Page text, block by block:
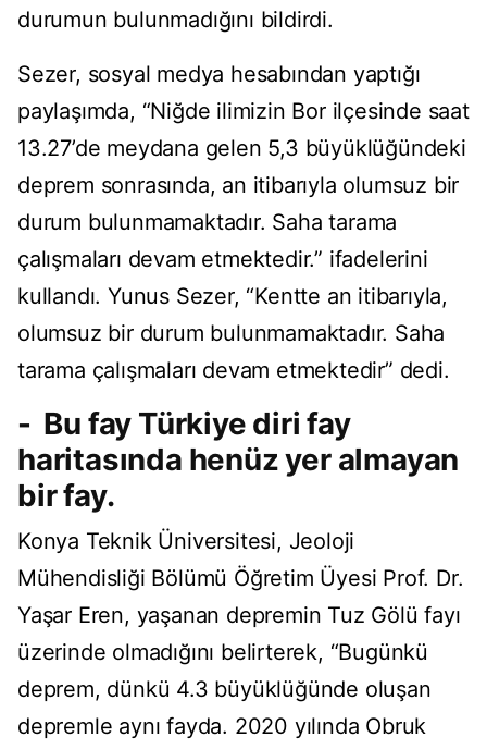
durumun bulunmadığını bildirdi.
Sezer, sosyal medya hesabından yaptığı
paylaşımda, “Niğde ilimizin Bor ilçesinde saat
13.27’de meydana gelen 5,3 büyüklüğündeki
deprem sonrasında, an itibarıyla olumsuz bir
durum bulunmamaktadır. Saha tarama
çalışmaları devam etmektedir.” ifadelerini
kullandı. Yunus Sezer, “Kentte an itibarıyla,
olumsuz bir durum bulunmamaktadır. Saha
tarama çalışmaları devam etmektedir” dedi.
- Bu fay Türkiye diri fay
haritasında henüz yer almayan
bir fay.
Konya Teknik Üniversitesi, Jeoloji
Mühendisliği Bölümü Öğretim Üyesi Prof. Dr.
Yaşar Eren, yaşanan depremin Tuz Gölü fayı
üzerinde olmadığını belirterek, “Bugünkü
deprem, dünkü 4.3 büyüklüğünde oluşan
depremle aynı fayda. 2020 yılında Obruk